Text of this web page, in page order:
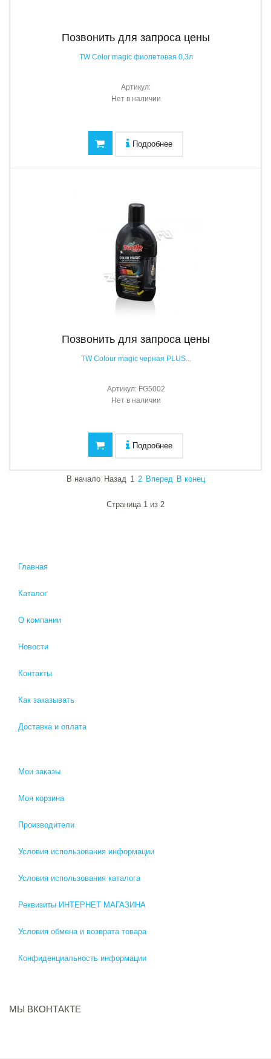
Позвонить для запроса цены
TW Color magic фиолетовая 0,3л
Артикул:
Нет в наличии
Подробнее
Позвонить для запроса цены
TW Colour magic черная PLUS...
Артикул:FG5002
Нет в наличии
Подробнее
В начало Назад 1 2 Вперед В конец
Страница 1 из 2
Главная
Каталог
О компании
Новости
Контакты
Как заказывать
Доставка и оплата
Мои заказы
Моя корзина
Производители
Условия использования информации
Условия использования каталога
Реквизиты ИНТЕРНЕТ МАГАЗИНА
Условия обмена и возврата товара
Конфиденциальность информации
МЫ ВКОНТАКТЕ